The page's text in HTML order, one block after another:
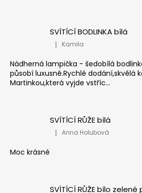
SVÍTÍCÍ BODLINKA bílá
Hodnocení produktu je 5 z
| Kamila
Nádherná lampička - šedobílá
působí luxusně.Rychlé dodání,skvělá
Martinkou,která vyjde vstříc...
SVÍTÍCÍ RŮŽE bílá
Hodnocení produktu je 5 z
| Anna Holubová
Moc krásné
SVÍTÍCÍ RŮŽE bílo